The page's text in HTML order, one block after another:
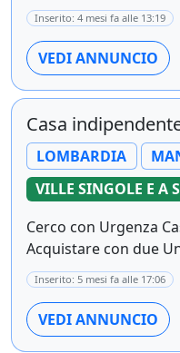
Inserito: 4 mesi fa alle 13:19
VEDI ANNUNCIO
Casa
LOMBARDIA
VILLE SINGOLE E A
Cerco con Urgenza
Acquistare con due
Inserito: 5 mesi fa alle 17:06
VEDI ANNUNCIO